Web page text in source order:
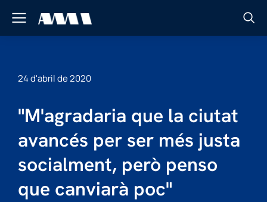
24 d'abril de 2020
"M'agradaria que la ciutat
avancés per ser més justa
socialment, però penso
que canviarà poc"